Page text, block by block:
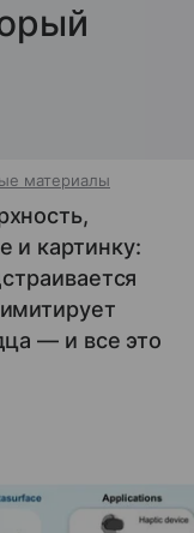
материалы
и картинку:
— и все это